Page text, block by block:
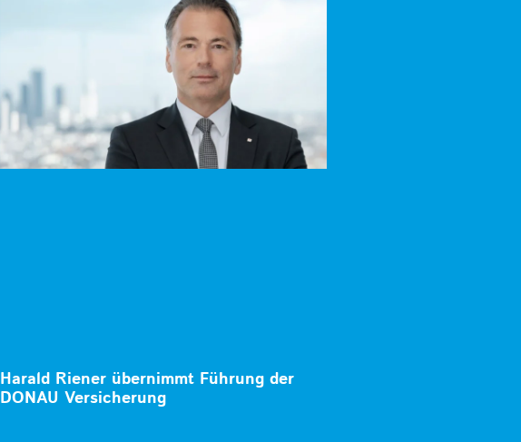
Harald Riener übernimmt Führung der
DONAU Versicherung